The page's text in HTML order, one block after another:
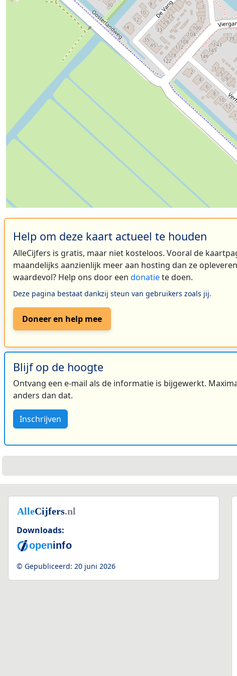
Help om deze kaart actueel te houden
AlleCijfers is gratis, maar niet kosteloos. Vooral de
maandelijks aanzienlijk meer aan hosting dan ze
waardevol? Help ons door een donatiete doen.
Deze pagina bestaat dankzij steun van gebruikers zoals jij.
Doneer en help mee
Blijf op de hoogte
Ontvang een e-mail als de informatie is bijgewerkt.
anders dan dat.
Inschrijven
Downloads:
© Gepubliceerd: 20 juni 2026